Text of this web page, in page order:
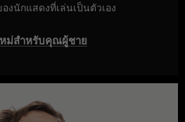
งนักแสดงที่เล่นเป็นตัวเอง
ม่สำหรับคุณผู้ชาย